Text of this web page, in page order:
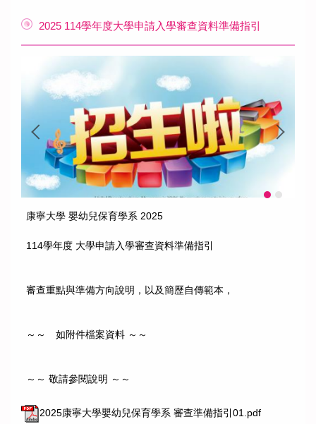
2025 114學年度大學申請入學審查資料準備指引
康寧大學 嬰幼兒保育學系 2025
114學年度 大學申請入學審查資料準備指引
審查重點與準備方向說明，以及簡歷自傳範本，
～～ 如附件檔案資料 ～～
～～ 敬請參閱說明 ～～
2025康寧大學嬰幼兒保育學系 審查準備指引01.pdf